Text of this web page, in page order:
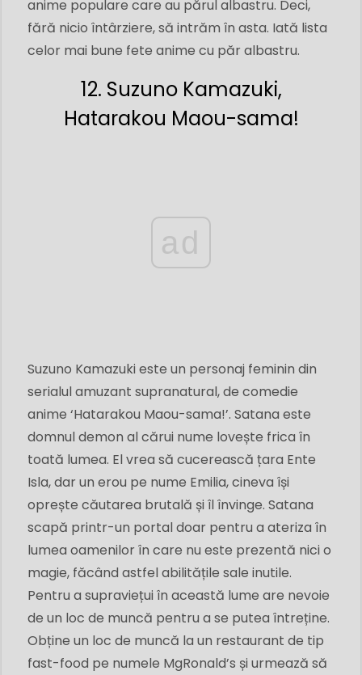
anime populare care au părul albastru. Deci,
fără nicio întârziere, să intrăm în asta. Iată lista
celor mai bune fete anime cu păr albastru.
12. Suzuno Kamazuki,
Hatarakou Maou-sama!
ad
Suzuno Kamazuki este un personaj feminin din
serialul amuzant supranatural, de comedie
anime ‘Hatarakou Maou-sama!’. Satana este
domnul demon al cărui nume lovește frica în
toată lumea. El vrea să cucerească țara Ente
Isla, dar un erou pe nume Emilia, cineva își
oprește căutarea brutală și îl învinge. Satana
scapă printr-un portal doar pentru a ateriza în
lumea oamenilor în care nu este prezentă nici o
magie, făcând astfel abilitățile sale inutile.
Pentru a supraviețui în această lume are nevoie
de un loc de muncă pentru a se putea întreține.
Obține un loc de muncă la un restaurant de tip
fast-food pe numele MgRonald’s și urmează să